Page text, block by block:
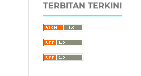
TERBITAN TERKINI